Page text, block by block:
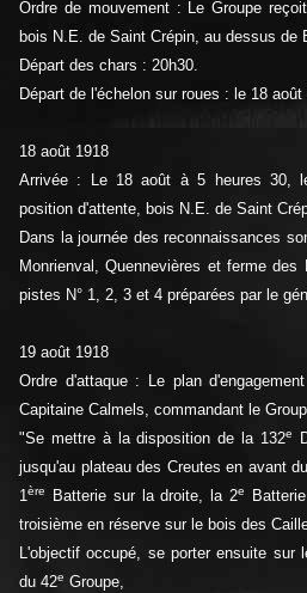
Ordre de mouvement : Le Groupe
bois N.E. de Saint Crépin, au dessus de
Départ des chars : 20h30.
Départ de l'échelon sur roues : le 18 août
18 août 1918
Arrivée : Le 18 août à 5 heures 30,
position d'attente, bois N.E. de Saint
Dans la journée des reconnaissances
Monrienval, Quennevières et ferme
pistes N° 1, 2, 3 et 4 préparées par le
19 août 1918
Ordre d'attaque : Le plan
Capitaine Calmels, commandant le
"Se mettre à la disposition de la 132e
jusqu'au plateau des Creutes en avant
1ère Batterie sur la droite, la 2e
troisième en réserve sur le bois des
L'objectif occupé, se porter ensuite sur
du 42e Groupe,